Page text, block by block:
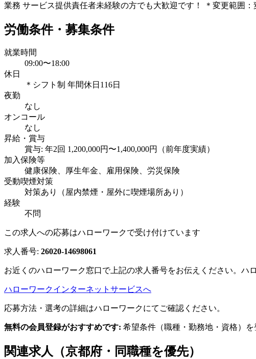
業務 サービス提供責任者未経験の方でも大歓迎です！ ＊変更範囲：
労働条件・募集条件
就業時間
09:00〜18:00
休日
＊シフト制 年間休日116日
夜勤
なし
オンコール
なし
昇給・賞与
賞与: 年2回 1,200,000円〜1,400,000円（前年度実績）
加入保険等
健康保険、厚生年金、雇用保険、労災保険
受動喫煙対策
対策あり（屋内禁煙・屋外に喫煙場所あり）
経験
不問
この求人への応募はハローワークで受け付けています
求人番号: 26020-14698061
お近くのハローワーク窓口で上記の求人番号をお伝えください。ハ
ハローワークインターネットサービスへ
応募方法・選考の詳細はハローワークにてご確認ください。
無料の会員登録がおすすめです: 希望条件（職種・勤務地・資格）
関連求人（京都府・同職種を優先）